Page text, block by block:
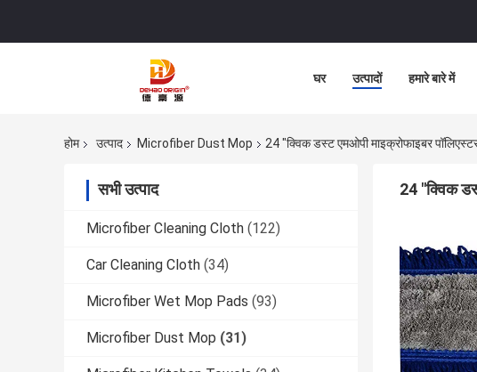
घर उत्पादों हमारे बारे में
होम उत्पाद Microfiber Dust Mop 24 "क्विक डस्ट एमओपी माइक्रोफाइबर
सभी उत्पाद
Microfiber Cleaning Cloth (122)
Car Cleaning Cloth (34)
Microfiber Wet Mop Pads (93)
Microfiber Dust Mop (31)
24 "क्विक